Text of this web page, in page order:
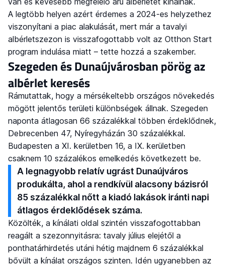
A legtöbb helyen azért érdemes a 2024-es helyzethez
viszonyítani a piac alakulását, mert már a tavalyi
albérletszezon is visszafogottabb volt az Otthon Start
program indulása miatt – tette hozzá a szakember.
Szegeden és Dunaújvárosban pörög az
albérlet keresés
Rámutattak, hogy a mérsékeltebb országos növekedés
mögött jelentős területi különbségek állnak. Szegeden
naponta átlagosan 66 százalékkal többen érdeklődnek,
Debrecenben 47, Nyíregyházán 30 százalékkal.
Budapesten a XI. kerületben 16, a IX. kerületben
csaknem 10 százalékos emelkedés következett be.
A legnagyobb relatív ugrást Dunaújváros
produkálta, ahol a rendkívül alacsony bázisról
85 százalékkal nőtt a kiadó lakások iránti napi
átlagos érdeklődések száma.
Közölték, a kínálati oldal szintén visszafogottabban
reagált a szezonnyitásra: tavaly július elejétől a
ponthatárhirdetés utáni hétig majdnem 6 százalékkal
bővült a kínálat országos szinten. Idén ugyanebben az